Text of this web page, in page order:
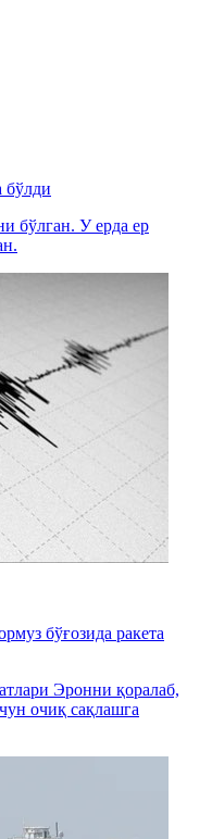
бўлди
бўлган. У ерда ер
бўғозида ракета
Эронни қоралаб,
очиқ сақлашга